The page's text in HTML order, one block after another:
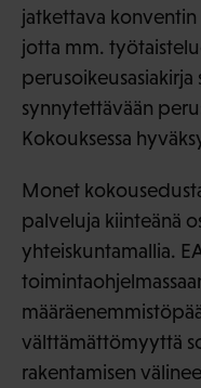
jatkettava
jotta mm.
perusoikeusasiakirja
synnytettävään
Kokouksessa
Monet
palveluja kiinteänä
yhteiskuntamallia.
välttämättömyyttä
rakentamisen